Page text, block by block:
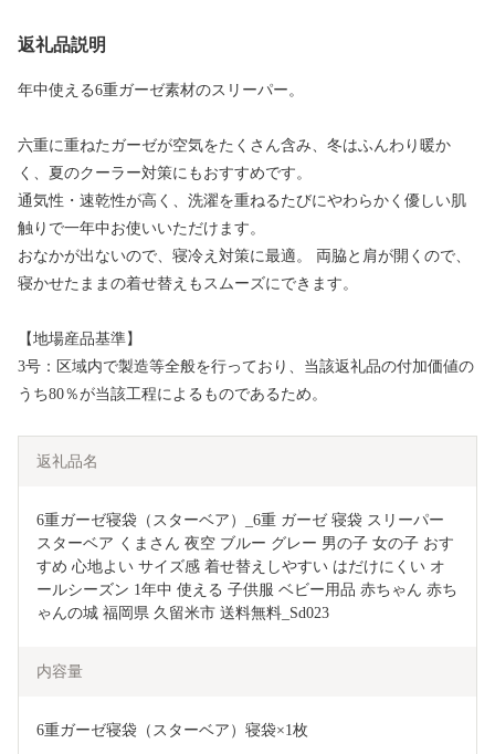
返礼品説明
年中使える6重ガーゼ素材のスリーパー。
六重に重ねたガーゼが空気をたくさん含み、冬はふんわり暖か
く、夏のクーラー対策にもおすすめです。
通気性・速乾性が高く、洗濯を重ねるたびにやわらかく優しい肌
触りで一年中お使いいただけます。
おなかが出ないので、寝冷え対策に最適。 両脇と肩が開くので、
寝かせたままの着せ替えもスムーズにできます。
【地場産品基準】
3号：区域内で製造等全般を行っており、当該返礼品の付加価値の
うち80％が当該工程によるものであるため。
返礼品名
6重ガーゼ寝袋（スターベア）_6重 ガーゼ 寝袋 スリーパー
スターベア くまさん 夜空 ブルー グレー 男の子 女の子 おす
すめ 心地よい サイズ感 着せ替えしやすい はだけにくい オ
ールシーズン 1年中 使える 子供服 ベビー用品 赤ちゃん 赤ち
ゃんの城 福岡県 久留米市 送料無料_Sd023
内容量
6重ガーゼ寝袋（スターベア）寝袋×1枚